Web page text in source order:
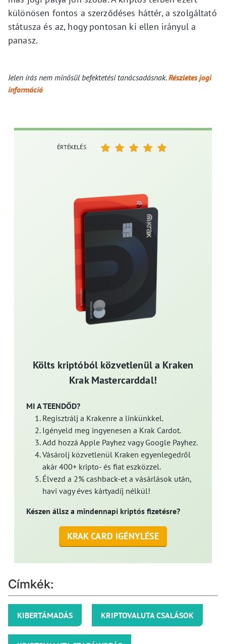
különösen fontos a szerződéses háttér, a szolgáltató
státusza és az, hogy pontosan ki ellen irányul a
panasz.
Jelen írás nem minősül befektetési tanácsadásnak.Részletes jogi
információ
Költs kriptóból közvetlenül a Kraken
Krak Mastercarddal!
MI A TEENDŐD?
Regisztrálj a Krakenre a linkünkkel.
Igényeld meg ingyenesen a Krak Cardot.
Add hozzá Apple Payhez vagy Google Payhez.
Vásárolj közvetlenül Kraken egyenlegedről
akár 400+ kripto- és fiat eszközzel.
Élvezd a 2% cashback-et a vásárlások után,
havi vagy éves kártyadíj nélkül!
Készen állsz a mindennapi kriptós fizetésre?
KRAK CARD IGÉNYLÉSE
ÉRTÉKELÉS
Címkék:
KIBERTÁMADÁS KRIPTOVALUTA CSALÁSOK